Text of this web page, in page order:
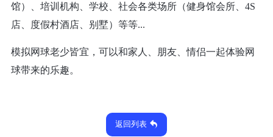
馆）、培训机构、学校、社会各类场所（健身馆会所、 4S
店、度假村酒店、别墅）等等...
模拟网球老少皆宜，可以和家人、朋友、情侣一起体验网
球带来的乐趣。
返回列表